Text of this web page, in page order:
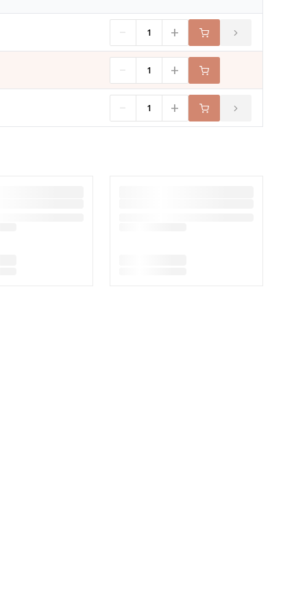
-
+
-
+
-
+